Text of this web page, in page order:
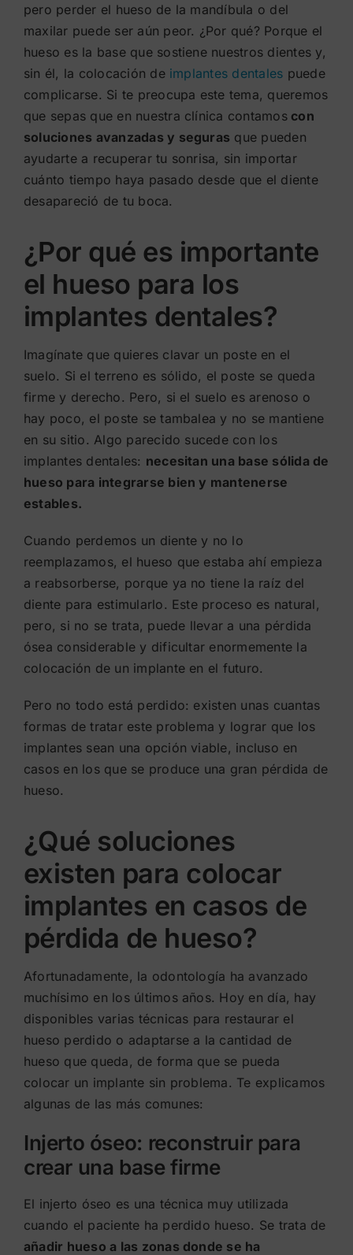
pero perder el hueso de la mandíbula o del
maxilar puede ser aún peor. ¿Por qué? Porque el
hueso es la base que sostiene nuestros dientes y,
sin él, la colocación de implantes dentales puede
complicarse. Si te preocupa este tema, queremos
que sepas que en nuestra clínica contamoscon
soluciones avanzadas y seguras que pueden
ayudarte a recuperar tu sonrisa, sin importar
cuánto tiempo haya pasado desde que el diente
desapareció de tu boca.
¿Por qué es importante
el hueso para los
implantes dentales?
Imagínate que quieres clavar un poste en el
suelo. Si el terreno es sólido, el poste se queda
firme y derecho. Pero, si el suelo es arenoso o
hay poco, el poste se tambalea y no se mantiene
en su sitio. Algo parecido sucede con los
implantes dentales: necesitan una base sólida de
hueso para integrarse bien y mantenerse
estables.
Cuando perdemos un diente y no lo
reemplazamos, el hueso que estaba ahí empieza
a reabsorberse, porque ya no tiene la raíz del
diente para estimularlo. Este proceso es natural,
pero, si no se trata, puede llevar a una pérdida
ósea considerable y dificultar enormemente la
colocación de un implante en el futuro.
Pero no todo está perdido: existen unas cuantas
formas de tratar este problema y lograr que los
implantes sean una opción viable, incluso en
casos en los que se produce una gran pérdida de
hueso.
¿Qué soluciones
existen para colocar
implantes en casos de
pérdida de hueso?
Afortunadamente, la odontología ha avanzado
muchísimo en los últimos años. Hoy en día, hay
disponibles varias técnicas para restaurar el
hueso perdido o adaptarse a la cantidad de
hueso que queda, de forma que se pueda
colocar un implante sin problema. Te explicamos
algunas de las más comunes:
Injerto óseo: reconstruir para
crear una base firme
El injerto óseo es una técnica muy utilizada
cuando el paciente ha perdido hueso. Se trata de
añadir hueso a las zonas donde se ha